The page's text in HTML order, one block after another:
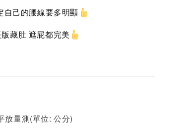
自己的腰線要多明顯
藏肚 遮屁都完美
放量測(單位: 公分)